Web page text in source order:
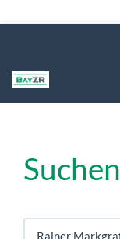
Suchen
Artikel